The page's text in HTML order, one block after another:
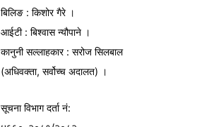
बिलिङ : किशोर गैरे ।
आईटी : बिश्वास न्यौपाने ।
कानुनी सल्लाहकार : सरोज सिलबाल
(अधिवक्ता, सर्वोच्च अदालत) ।
सूचना विभागदर्ता नं: